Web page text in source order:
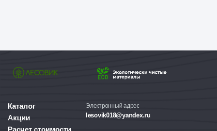
Каталог
Акции
Электронный адрес
lesovik018@yandex.ru